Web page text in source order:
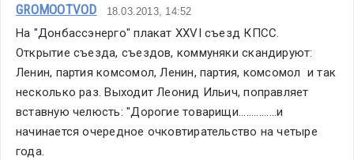
GROMOOTVOD 18.03.2013, 14:52
На "Донбассэнерго" плакат ХХVI съезд КПСС.
Открытие съезда, съездов, коммуняки скандируют:
Ленин, партия комсомол, Ленин, партия, комсомол  и так
несколько раз. Выходит Леонид Ильич, поправляет
вставную челюсть: "Дорогие товарищи...............и
начинается очередное очковтирательство на четыре
года.